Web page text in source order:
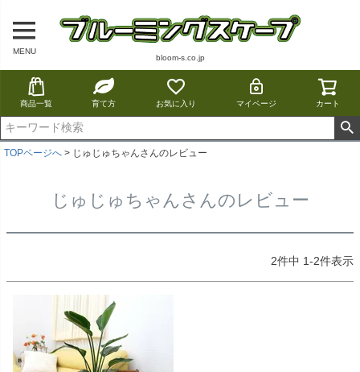
MENU
bloom-s.co.jp
商品一覧 育て方 お気に入り マイページ カート
TOPページへ じゅじゅちゃんさんのレビュー
じゅじゅちゃんさんのレビュー
2件中 1-2件表示